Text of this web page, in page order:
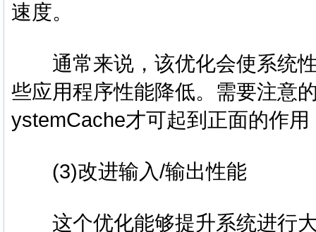
速度。
通常来说，该优化会使系统性
些应用程序性能降低。需要注意
ystemCache才可起到正面的作
(3)改进输入/输出性能
这个优化能够提升系统进行大